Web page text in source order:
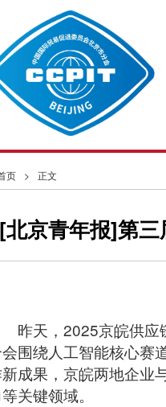
页 > 正文
[北京青年报]第
昨天，2025京皖供应
围绕人工智能核心赛
成果，京皖两地企业
关键领域。